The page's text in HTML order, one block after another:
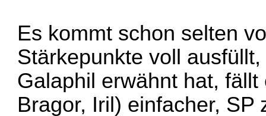
Es kommt schon selten
Stärkepunkte voll
Galaphil erwähnt hat,
Bragor, Iril) einfacher,